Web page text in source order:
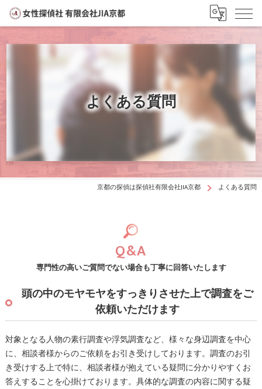
よくある質問
京都の探偵は探偵社有限会社JIA京都 よくある質問
専門性の高いご質問でない場合も丁寧に回答いたします
Q&A
頭の中のモヤモヤをすっきりさせた上で調査をご
依頼いただけます
対象となる人物の素行調査や浮気調査など、様々な身辺調査を中心
に、相談者様からのご依頼をお引き受けしております。調査のお引
き受けする上で特に、相談者様が抱えている疑問に分かりやすくお
答えすることを心掛けております。具体的な調査の内容に関する疑